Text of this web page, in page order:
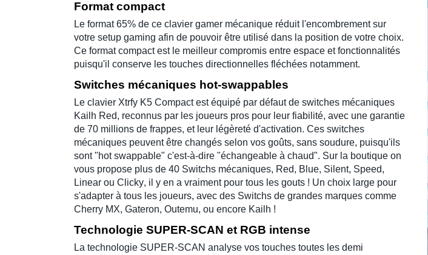
Format compact
Le format 65% de ce clavier gamer mécanique réduit l'encombrement sur
votre setup gaming afin de pouvoir être utilisé dans la position de votre choix.
Ce format compactest le meilleur compromis entre espace et fonctionnalités
puisqu'il conserve les touches directionnelles fléchées notamment.
Switches mécaniques hot-swappables
Le clavier Xtrfy K5 Compactest équipé par défaut de switches mécaniques
Kailh Red, reconnus par les joueurs pros pour leur fiabilité, avec une garantie
de 70 millions de frappes, et leur légèreté d'activation. Ces switches
mécaniques peuvent être changés selon vos goûts, sans soudure, puisqu'ils
sont "hot swappable" c'est-à-dire "échangeable à chaud". Sur la boutique on
vous propose plus de 40 Switchs mécaniques, Red, Blue, Silent, Speed,
Linear ou Clicky, il y en a vraiment pour tous les gouts ! Un choix large pour
s'adapter à tous les joueurs, avec des Switchs de grandes marques comme
Cherry MX, Gateron, Outemu, ou encore Kailh !
Technologie SUPER-SCAN et RGB intense
La technologie SUPER-SCAN analyse vos touches toutes les demi